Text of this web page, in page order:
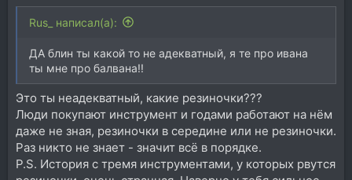
Rus_ написал(а):
ДА блин ты какой то не адекватный, я те про ивана
ты мне про балвана!!
Это ты неадекватный, какие резиночки???
Люди покупают инструмент и годами работают на нём
даже не зная, резиночки в середине или не резиночки.
Раз никто не знает - значит всё в порядке.
P.S. История с тремя инструментами, у которых рвутся